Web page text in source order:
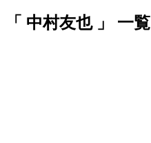
「 中村友也 」 一覧